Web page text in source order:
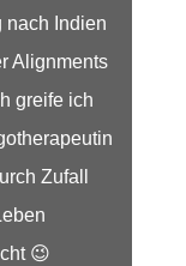
nach Indien
Alignments
greife ich
Zufall
😉